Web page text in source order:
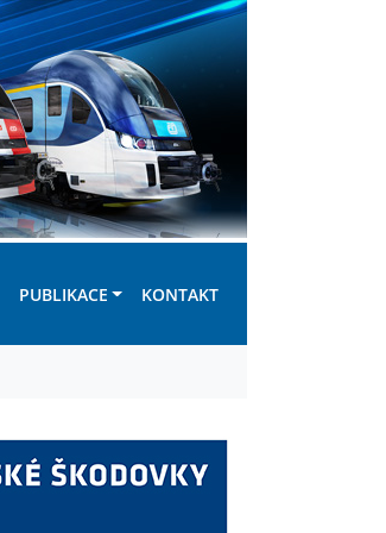
PUBLIKACE KONTAKT